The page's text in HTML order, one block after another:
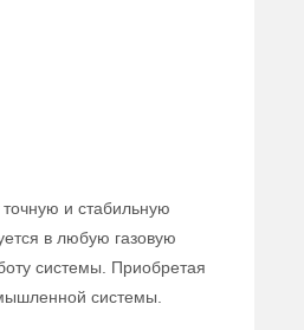
и стабильную
в любую газовую
системы. Приобретая
системы.